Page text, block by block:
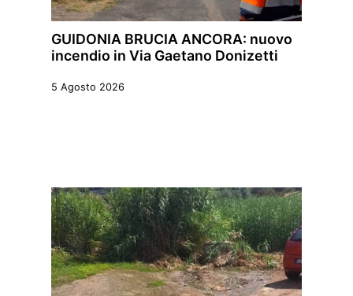
GUIDONIA BRUCIA ANCORA: nuovo
incendio in Via Gaetano Donizetti
5 Agosto 2026